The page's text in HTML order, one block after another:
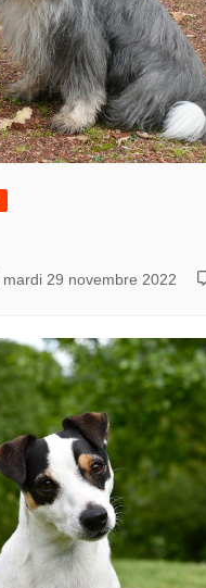
mardi 29 novembre 2022